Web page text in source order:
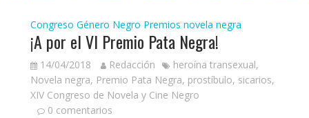
Congreso Género Negro Premios novela negra
¡A por el VI Premio Pata Negra!
14/04/2018 Redacción heroína transexual,
Novela negra, Premio Pata Negra, prostíbulo, sicarios,
XIV Congreso de Novela y Cine Negro
0 comentarios